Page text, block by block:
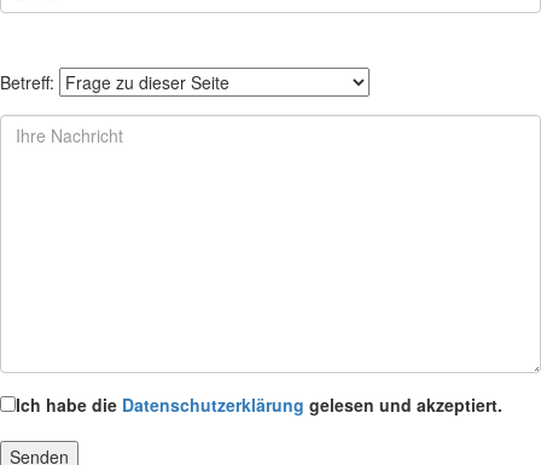
Betreff:
Ich habe die Datenschutzerklärung gelesen und akzeptiert.